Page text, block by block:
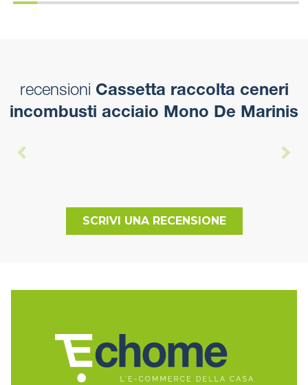
recensioni Cassetta raccolta ceneri
incombusti acciaio Mono De Marinis
SCRIVI UNA RECENSIONE